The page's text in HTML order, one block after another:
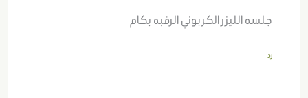
جلسه الليزر الكربوني الرقبه بكام
رد